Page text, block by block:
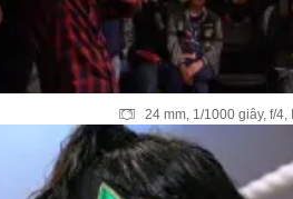
24 mm, 1/1000 giây, f/4,